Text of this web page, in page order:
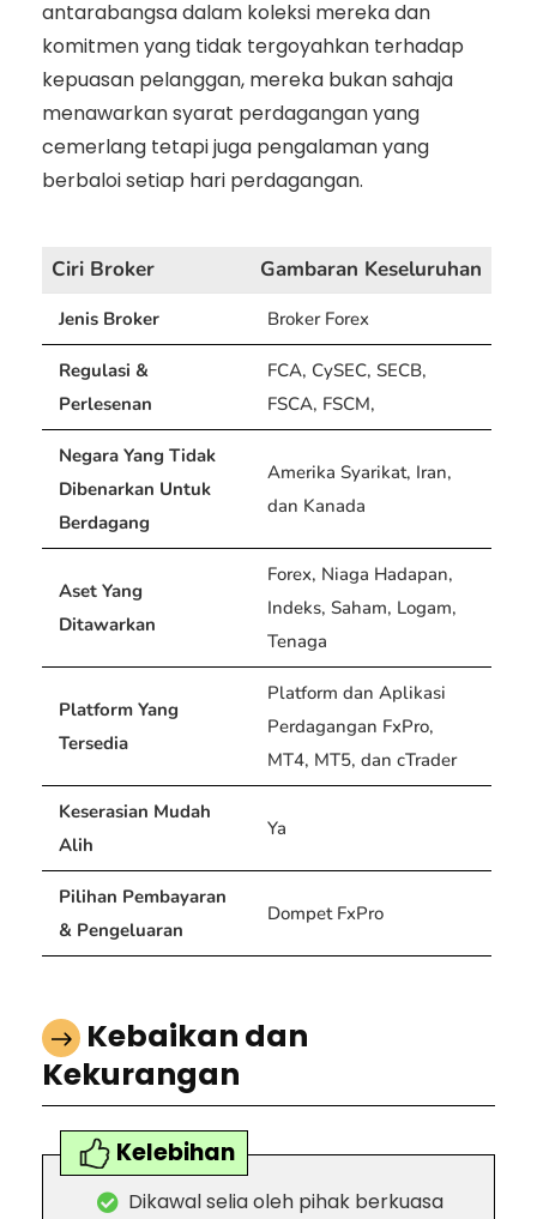
antarabangsa dalam koleksi mereka dan
komitmen yang tidak tergoyahkan terhadap
kepuasan pelanggan, mereka bukan sahaja
menawarkan syarat perdagangan yang
cemerlang tetapi juga pengalaman yang
berbaloi setiap hari perdagangan.
Ciri Broker Gambaran Keseluruhan
Jenis Broker Broker Forex
Regulasi &
Perlesenan
FCA, CySEC, SECB,
FSCA, FSCM,
Negara Yang Tidak
Dibenarkan Untuk
Berdagang
Amerika Syarikat, Iran,
dan Kanada
Aset Yang
Ditawarkan
Forex, Niaga Hadapan,
Indeks, Saham, Logam,
Tenaga
Platform Yang
Tersedia
Platform dan Aplikasi
Perdagangan FxPro,
MT4, MT5, dan cTrader
Keserasian Mudah
Alih
Ya
Pilihan Pembayaran
& Pengeluaran
Dompet FxPro
Kebaikan dan
Kekurangan
Kelebihan
Dikawal selia oleh pihak berkuasa